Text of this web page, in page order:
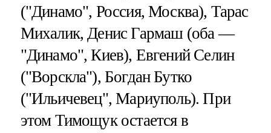
("Динамо", Россия, Москва), Тарас
Михалик, Денис Гармаш (оба —
"Динамо", Киев), Евгений Селин
("Ворскла"), Богдан Бутко
("Ильичевец", Мариуполь). При
этом Тимощук остается в